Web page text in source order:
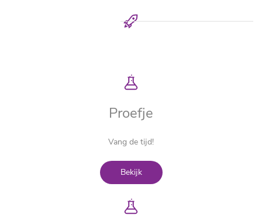
Proefje
Vang de tijd!
Bekijk